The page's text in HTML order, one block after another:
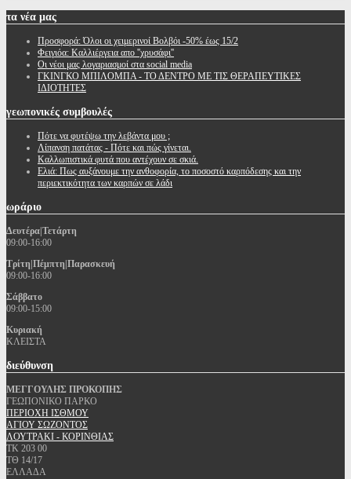
τα νέα μας
Προσφορά: Όλοι οι χειμερινοί Βολβόι -50% έως 15/2
Φειγιόα: Καλλιέργεια απο ''χρυσάφι''
Oι νέοι μας λογαριασμοί στα social media
ΓΚΙΝΓΚΟ ΜΠΙΛΟΜΠΑ - ΤΟ ΔΕΝΤΡΟ ΜΕ ΤΙΣ ΘΕΡΑΠΕΥΤΙΚΕΣ
ΙΔΙΟΤΗΤΕΣ
γεωπονικές συμβουλές
Πότε να φυτέψω την λεβάντα μου ;
Λίπανση πατάτας - Πότε και πώς γίνεται.
Καλλωπιστικά φυτά που αντέχουν σε σκιά.
Ελιά: Πως αυξάνουμε την ανθοφορία, το ποσοστό καρπόδεσης και την
περιεκτικότητα των καρπών σε λάδι
ωράριο
Δευτέρα|Τετάρτη
09:00-16:00
Τρίτη|Πέμπτη|Παρασκευή
09:00-16:00
Σάββατο
09:00-15:00
Κυριακή
ΚΛΕΙΣΤΑ
διεύθυνση
ΜΕΓΓΟΥΛΗΣ ΠΡΟΚΟΠΗΣ
ΓΕΩΠΟΝΙΚΟ ΠΑΡΚΟ
ΠΕΡΙΟΧΗ ΙΣΘΜΟΥ
ΑΓΙΟΥ ΣΩΖΟΝΤΟΣ
ΛΟΥΤΡΑΚΙ - ΚΟΡΙΝΘΙΑΣ
ΤΚ 203 00
ΤΘ 14/17
ΕΛΛΑΔΑ